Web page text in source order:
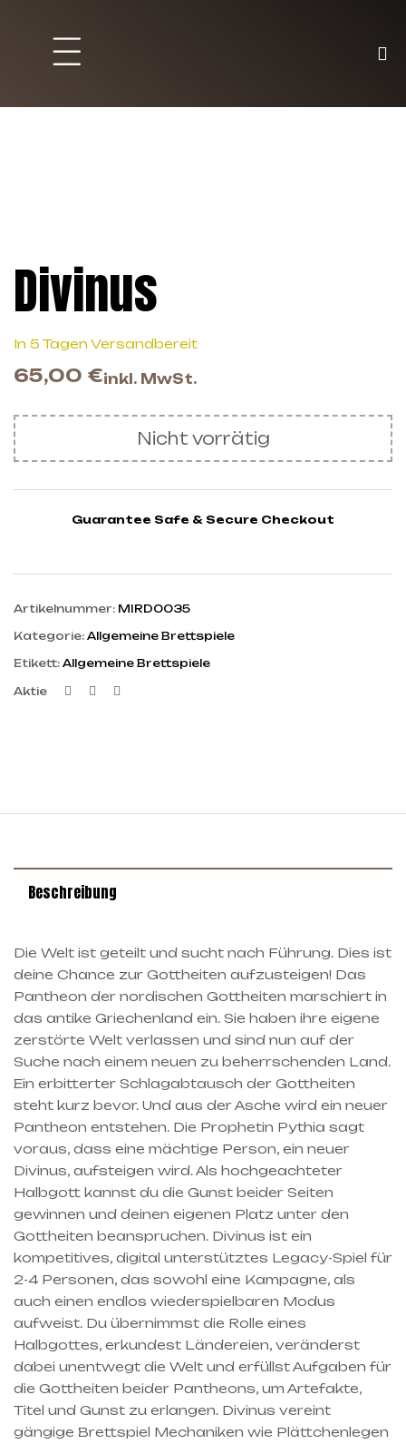
Divinus
In 5 Tagen Versandbereit
65,00 €inkl. MwSt.
Nicht vorrätig
Guarantee Safe & Secure Checkout
Artikelnummer: MIRD0035
Kategorie: Allgemeine Brettspiele
Etikett: Allgemeine Brettspiele
Aktie Facebook
Twitter
Beschreibung
Die Welt ist geteilt und sucht nach Führung. Dies ist
deine Chance zur Gottheiten aufzusteigen! Das
Pantheon der nordischen Gottheiten marschiert in
das antike Griechenland ein. Sie haben ihre eigene
zerstörte Welt verlassen und sind nun auf der
Suche nach einem neuen zu beherrschenden Land.
Ein erbitterter Schlagabtausch der Gottheiten
steht kurz bevor. Und aus der Asche wird ein neuer
Pantheon entstehen. Die Prophetin Pythia sagt
voraus, dass eine mächtige Person, ein neuer
Divinus, aufsteigen wird. Als hochgeachteter
Halbgott kannst du die Gunst beider Seiten
gewinnen und deinen eigenen Platz unter den
Gottheiten beanspruchen. Divinus ist ein
kompetitives, digital unterstütztes Legacy-Spiel für
2-4 Personen, das sowohl eine Kampagne, als
auch einen endlos wiederspielbaren Modus
aufweist. Du übernimmst die Rolle eines
Halbgottes, erkundest Ländereien, veränderst
dabei unentwegt die Welt und erfüllst Aufgaben für
die Gottheiten beider Pantheons, um Artefakte,
Titel und Gunst zu erlangen. Divinus vereint
gängige Brettspiel Mechaniken wie Plättchenlegen